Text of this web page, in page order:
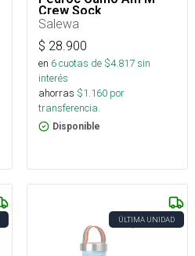
Crew Sock
Salewa
$ 28.900
en 6cuotas de $4.817sin
interés
ahorras $1.160 por
transferencia.
Disponible
ÚLTIMA UNIDAD